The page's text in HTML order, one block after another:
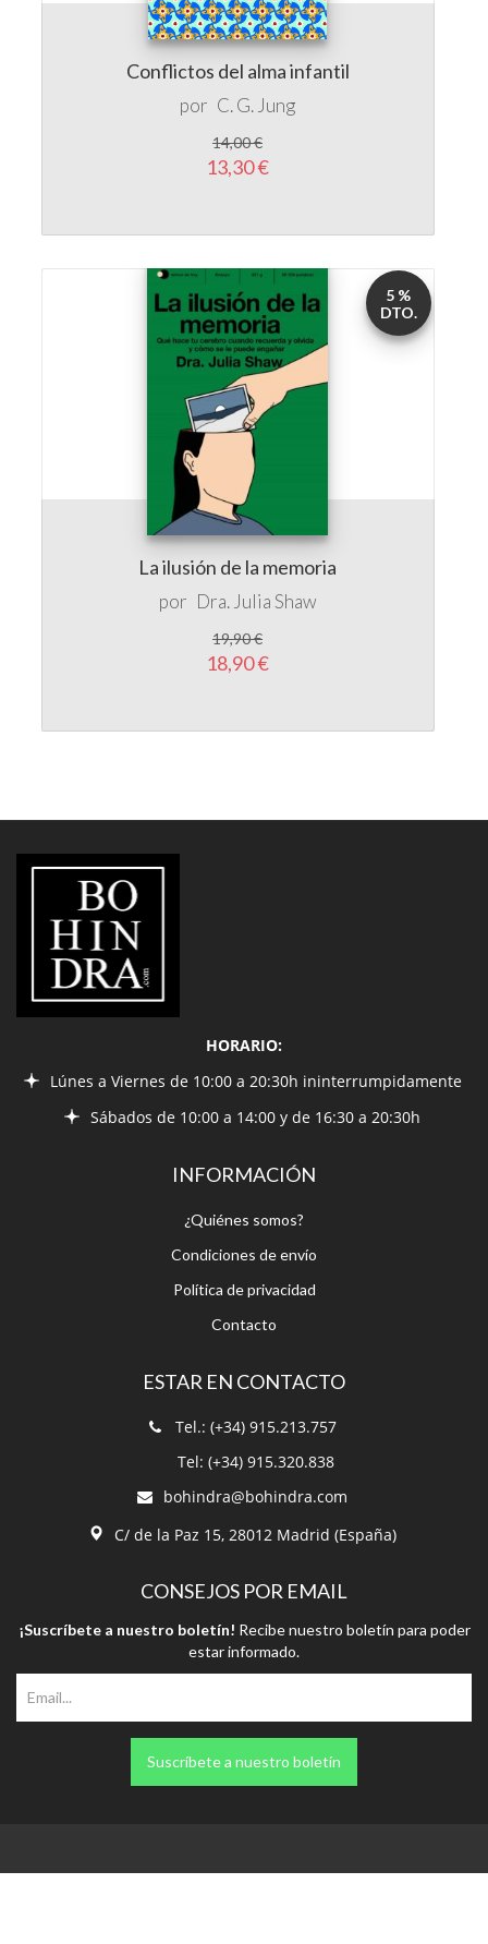
Conflictos del alma infantil
por C. G. Jung
14,00 €
13,30 €
La ilusión de la memoria
por Dra. Julia Shaw
19,90 €
18,90 €
5 %
DTO.
LIBRERÍA
BOHINDRA
HORARIO:
Lúnes a Viernes de 10:00 a 20:30h ininterrumpidamente
Sábados de 10:00 a 14:00 y de 16:30 a 20:30h
INFORMACIÓN
¿Quiénes somos?
Condiciones de envío
Política de privacidad
Contacto
ESTAR EN CONTACTO
Tel.: (+34) 915.213.757
Tel: (+34) 915.320.838
bohindra@bohindra.com
C/ de la Paz 15, 28012 Madrid (España)
CONSEJOS POR EMAIL
¡Suscríbete a nuestro boletín! Recibe nuestro boletín para poder
estar informado.
Suscríbete a nuestro boletín